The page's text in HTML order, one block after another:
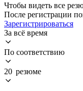
Чтобы видеть все
После регистрации
Зарегистрироваться
За всё время
По соответствию
20 резюме